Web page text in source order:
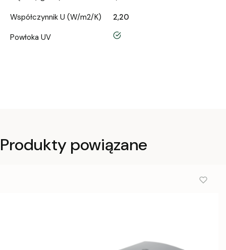
Współczynnik U (W/m2/K)
2,20
Powłoka UV
tak
Produkty powiązane